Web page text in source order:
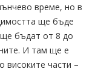
време, но в
ще бъде
бъдат от 8 до
И там ще е
високите части –